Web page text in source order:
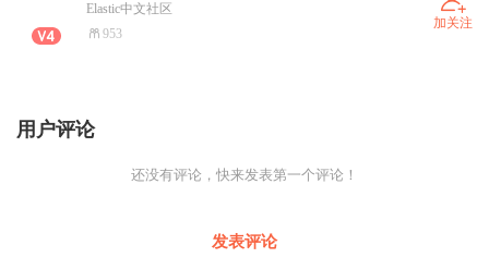
Elastic中文社区
953
加关注
用户评论
还没有评论，快来发表第一个评论！
发表评论